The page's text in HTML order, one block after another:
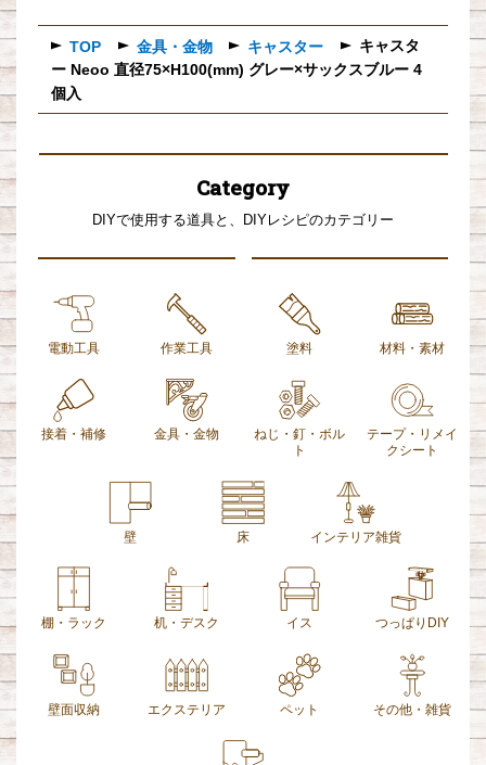
TOP 金具・金物 キャスター
キャスタ
ー Neoo 直径75×H100(mm) グレー×サックスブルー 4
個入
Category
DIYで使用する道具と、DIYレシピのカテゴリー
電動工具 作業工具 塗料 材料・素材
接着・補修 金具・金物
ねじ・釘・ボル
ト
テープ・リメイ
クシート
壁 床 インテリア雑貨
棚・ラック 机・デスク イス つっぱりDIY
壁面収納 エクステリア ペット その他・雑貨